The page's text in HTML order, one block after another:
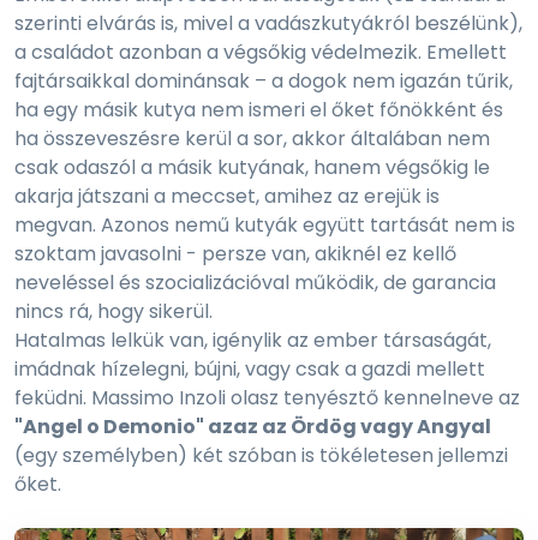
szerinti elvárás is, mivel a vadászkutyákról beszélünk),
a családot azonban a végsőkig védelmezik. Emellett
fajtársaikkal dominánsak – a dogok nem igazán tűrik,
ha egy másik kutya nem ismeri el őket főnökként és
ha összeveszésre kerül a sor, akkor általában nem
csak odaszól a másik kutyának, hanem végsőkig le
akarja játszani a meccset, amihez az erejük is
megvan. Azonos nemű kutyák együtt tartását nem is
szoktam javasolni - persze van, akiknél ez kellő
neveléssel és szocializációval működik, de garancia
nincs rá, hogy sikerül.
Hatalmas lelkük van, igénylik az ember társaságát,
imádnak hízelegni, bújni, vagy csak a gazdi mellett
feküdni. Massimo Inzoli olasz tenyésztő kennelneve az
"Angel o Demonio" azaz az Ördög vagy Angyal
(egy személyben) két szóban is tökéletesen jellemzi
őket.